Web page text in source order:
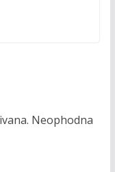
Neophodna